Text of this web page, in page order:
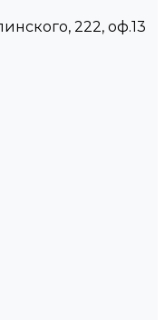
222, оф.13